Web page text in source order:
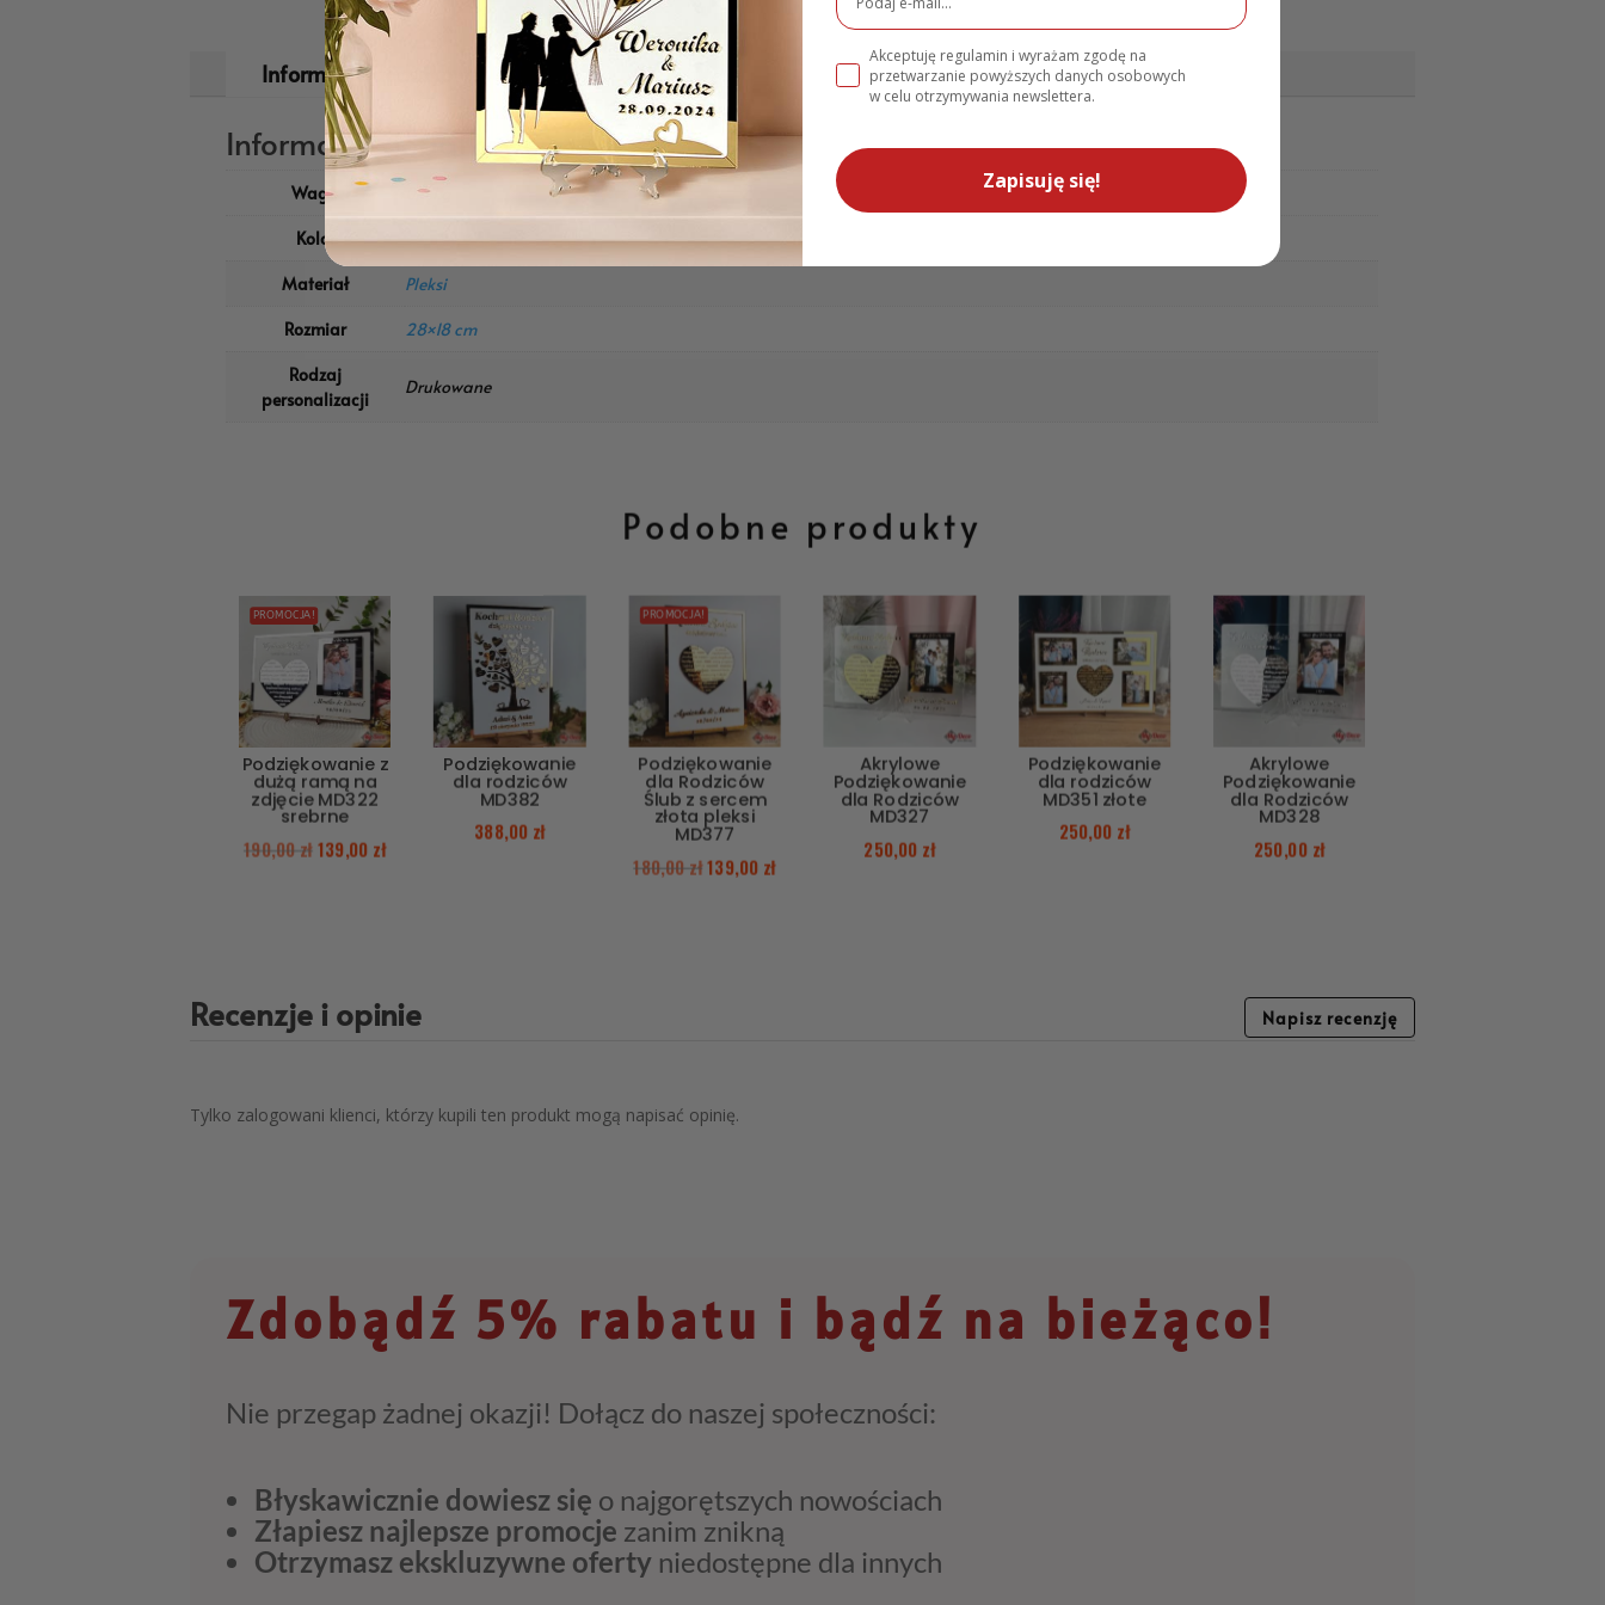
Informacje dodatkowe
Informacje dodatkowe
Waga
0,5 kg
Kolor
Czarny,Złoty
Materiał
Pleksi
Rozmiar
28×18 cm
Rodzaj
personalizacji
Drukowane
Podobne produkty
PROMOCJA!
Podziękowanie z
dużą ramą na
zdjęcie MD322
srebrne
190,00 zł139,00 zł
Podziękowanie
dla rodziców
MD382
388,00 zł
PROMOCJA!
Podziękowanie
dla Rodziców
Ślub z sercem
złota pleksi
MD377
180,00zł139,00 zł
Akrylowe
Podziękowanie
dla Rodziców
MD327
250,00 zł
Podziękowanie
dla rodziców
MD351 złote
250,00 zł
Akrylowe
Podziękowanie
dla Rodziców
MD328
250,00 zł
Recenzje i opinie Napisz recenzję
Tylko zalogowani klienci, którzy kupili ten produkt mogą napisać opinię.
Zdobądź 5% rabatu i bądź na bieżąco!
Nie przegap żadnej okazji! Dołącz do naszej społeczności:
Błyskawicznie dowiesz się o najgorętszych nowościach
Złapiesz najlepsze promocje zanim znikną
Otrzymasz ekskluzywne oferty niedostępne dla innych
Akceptuję regulamin i wyrażam zgodę na
przetwarzanie powyższych danych osobowych
w celu otrzymywania newslettera.
Zapisuję się!